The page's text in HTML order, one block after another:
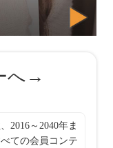
へ→
2016～2040年ま
ての会員コンテ